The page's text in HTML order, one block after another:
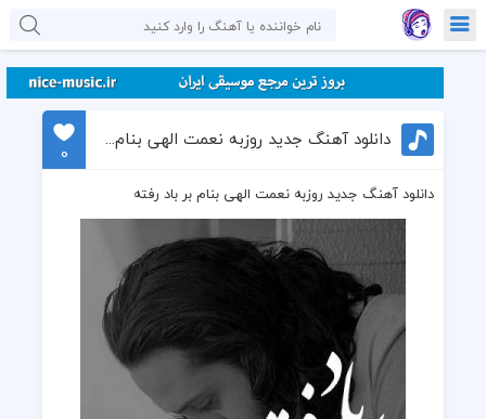
دانلود آهنگ جدید روزبه نعمت الهی بنام بر باد رفته
0
دانلود آهنگ جدید روزبه نعمت الهی بنام بر باد رفته